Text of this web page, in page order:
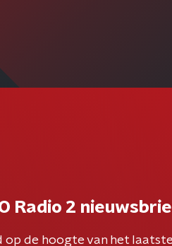
Radio 2
op de hoogte van het